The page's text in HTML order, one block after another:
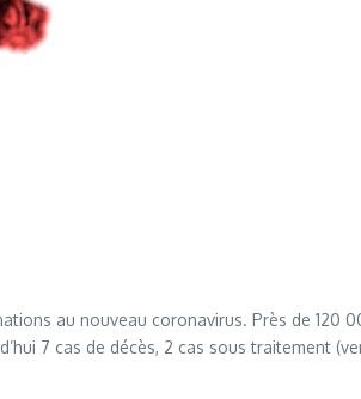
au nouveau coronavirus. Près de 120
7 cas de décès, 2 cas sous traitement